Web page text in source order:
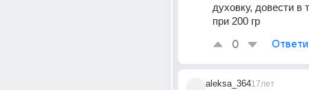
духовку, довести в
при 200 гр
0
aleksa_36417лет